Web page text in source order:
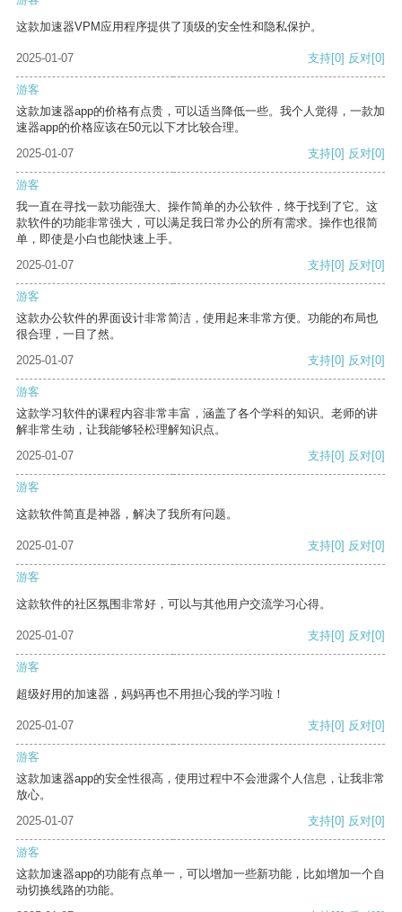
这款加速器VPM应用程序提供了顶级的安全性和隐私保护。
2025-01-07 支持[0] 反对[0]
游客
这款加速器app的价格有点贵，可以适当降低一些。我个人觉得，一款加
速器app的价格应该在50元以下才比较合理。
2025-01-07
支持[0] 反对[0]
游客
我一直在寻找一款功能强大、操作简单的办公软件，终于找到了它。这
款软件的功能非常强大，可以满足我日常办公的所有需求。操作也很简
单，即使是小白也能快速上手。
2025-01-07
支持[0] 反对[0]
游客
这款办公软件的界面设计非常简洁，使用起来非常方便。功能的布局也
很合理，一目了然。
2025-01-07
支持[0] 反对[0]
游客
这款学习软件的课程内容非常丰富，涵盖了各个学科的知识。老师的讲
解非常生动，让我能够轻松理解知识点。
2025-01-07
支持[0] 反对[0]
游客
这款软件简直是神器，解决了我所有问题。
2025-01-07 支持[0] 反对[0]
游客
这款软件的社区氛围非常好，可以与其他用户交流学习心得。
2025-01-07 支持[0] 反对[0]
游客
超级好用的加速器，妈妈再也不用担心我的学习啦！
2025-01-07 支持[0] 反对[0]
游客
这款加速器app的安全性很高，使用过程中不会泄露个人信息，让我非常
放心。
2025-01-07
支持[0] 反对[0]
游客
这款加速器app的功能有点单一，可以增加一些新功能，比如增加一个自
动切换线路的功能。